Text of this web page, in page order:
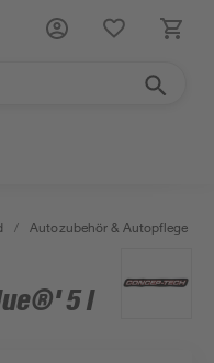
/ Autozubehör & Autopflege
5 l